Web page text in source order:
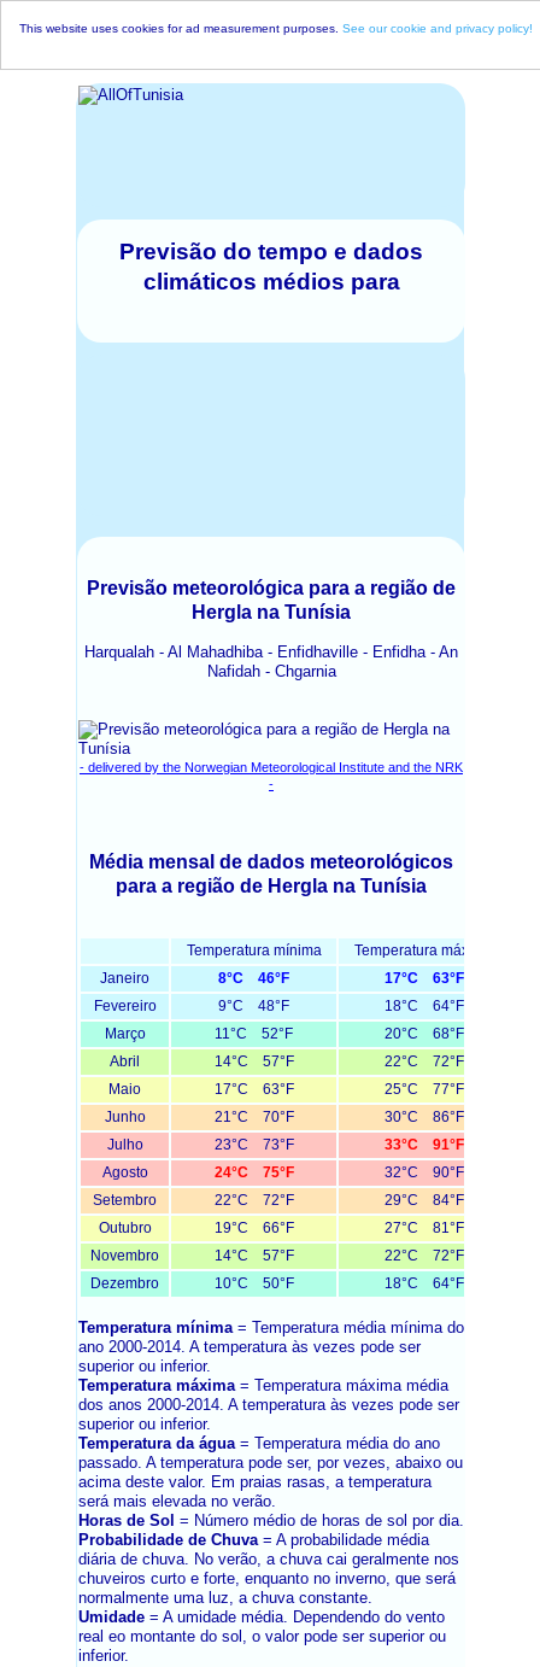
This website uses cookies for ad measurement purposes. See our cookie and privacy policy!
Previsão do tempo e dados
climáticos médios para
Previsão meteorológica para a região de
Hergla na Tunísia
Harqualah - Al Mahadhiba - Enfidhaville - Enfidha - An
Nafidah - Chgarnia
- delivered by the Norwegian Meteorological Institute and the NRK
-
Média mensal de dados meteorológicos
para a região de Hergla na Tunísia
Temperatura mínima Temperatura máxima
Janeiro
8°C 46°F
17°C 63°F
Fevereiro
9°C 48°F
18°C 64°F
Março
11°C 52°F
20°C 68°F
Abril
14°C 57°F
22°C 72°F
Maio
17°C 63°F
25°C 77°F
Junho
21°C 70°F
30°C 86°F
Julho
23°C 73°F
33°C 91°F
Agosto
24°C 75°F
32°C 90°F
Setembro
22°C 72°F
29°C 84°F
Outubro
19°C 66°F
27°C 81°F
Novembro
14°C 57°F
22°C 72°F
Dezembro
10°C 50°F 18°C 64°F
Temperatura mínima = Temperatura média mínima do
ano 2000-2014. A temperatura às vezes pode ser
superior ou inferior.
Temperatura máxima = Temperatura máxima média
dos anos 2000-2014. A temperatura às vezes pode ser
superior ou inferior.
Temperatura da água = Temperatura média do ano
passado. A temperatura pode ser, por vezes, abaixo ou
acima deste valor. Em praias rasas, a temperatura
será mais elevada no verão.
Horas de Sol = Número médio de horas de sol por dia.
Probabilidade de Chuva = A probabilidade média
diária de chuva. No verão, a chuva cai geralmente nos
chuveiros curto e forte, enquanto no inverno, que será
normalmente uma luz, a chuva constante.
Umidade = A umidade média. Dependendo do vento
real eo montante do sol, o valor pode ser superior ou
inferior.